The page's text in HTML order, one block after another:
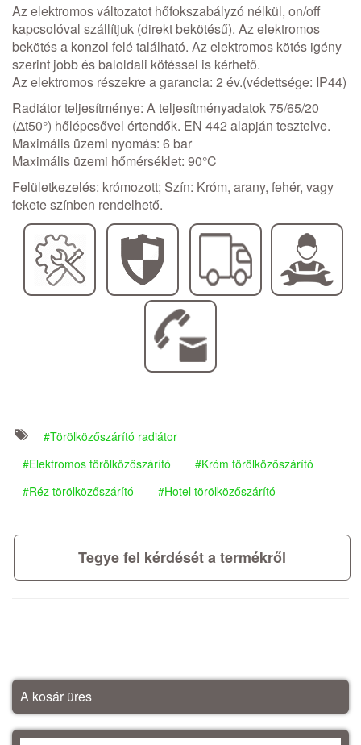
Az elektromos változatot hőfokszabályzó nélkül, on/off
kapcsolóval szállítjuk (direkt bekötésű). Az elektromos
bekötés a konzol felé található. Az elektromos kötés igény
szerint jobb és baloldali kötéssel is kérhető.
Az elektromos részekre a garancia: 2 év.(védettsége: IP44)
Radiátor teljesítménye: A teljesítményadatok 75/65/20
(Δt50°) hőlépcsővel értendők. EN 442 alapján tesztelve.
Maximális üzemi nyomás: 6 bar
Maximális üzemi hőmérséklet: 90°C
Felületkezelés: krómozott; Szín: Króm, arany, fehér, vagy
fekete színben rendelhető.
Törölközőszárító radiátor
Elektromos törölközőszárító
Króm törölközőszárító
Réz törölközőszárító
Hotel törölközőszárító
Tegye fel kérdését a termékről
A kosár üres